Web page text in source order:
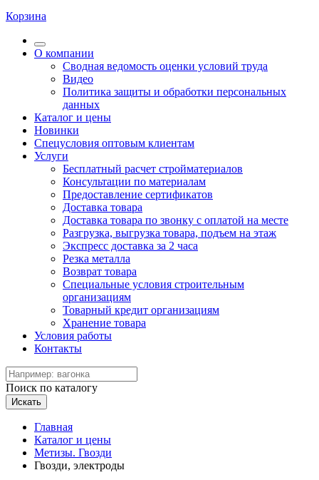
Корзина
О компании
Сводная ведомость оценки условий труда
Видео
Политика защиты и обработки персональных
данных
Каталог и цены
Новинки
Спецусловия оптовым клиентам
Услуги
Бесплатный расчет стройматериалов
Консультации по материалам
Предоставление сертификатов
Доставка товара
Доставка товара по звонку с оплатой на месте
Разгрузка, выгрузка товара, подъем на этаж
Экспресс доставка за 2 часа
Резка металла
Возврат товара
Специальные условия строительным
организациям
Товарный кредит организациям
Хранение товара
Условия работы
Контакты
Поиск по каталогу
Искать
Главная
Каталог и цены
Метизы. Гвозди
Гвозди, электроды